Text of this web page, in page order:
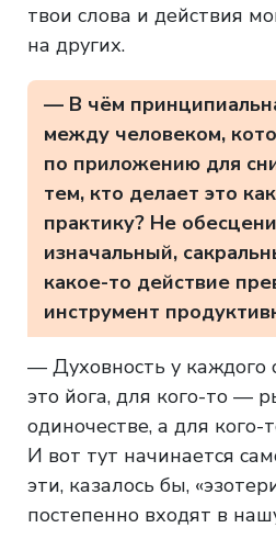
твои слова и действия
на других.
— В чём
между человеком,
по приложению для
тем, кто делает это
практику? Не
изначальный,
какое-то действие
инструмент
— Духовность у каждого
это йога, для кого-то —
одиночестве, а для
И вот тут начинается
эти, казалось бы,
постепенно входят в